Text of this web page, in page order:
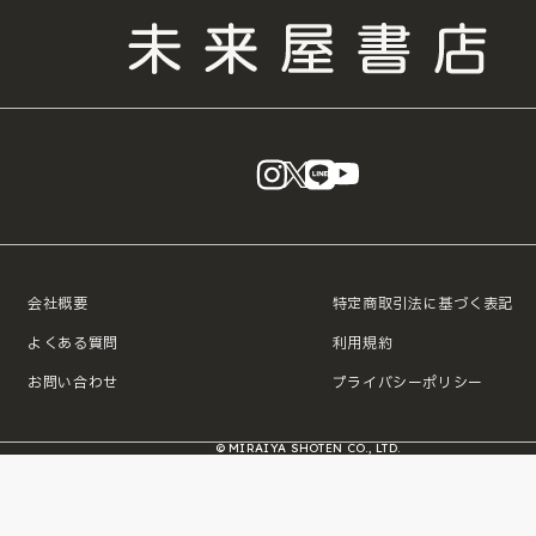
instagram
X LINE
会社概要
よくある質問
お問い合わせ
特定商取引法に基づく表記
利用規約
プライバシーポリシー
© MIRAIYA SHOTEN CO., LTD.